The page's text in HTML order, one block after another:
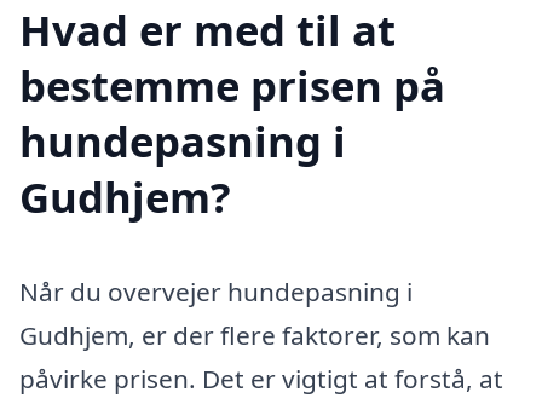
Hvad er med til at
bestemme prisen på
hundepasning i
Gudhjem?
Når du overvejer hundepasning i
Gudhjem, er der flere faktorer, som kan
påvirke prisen. Det er vigtigt at forstå, at